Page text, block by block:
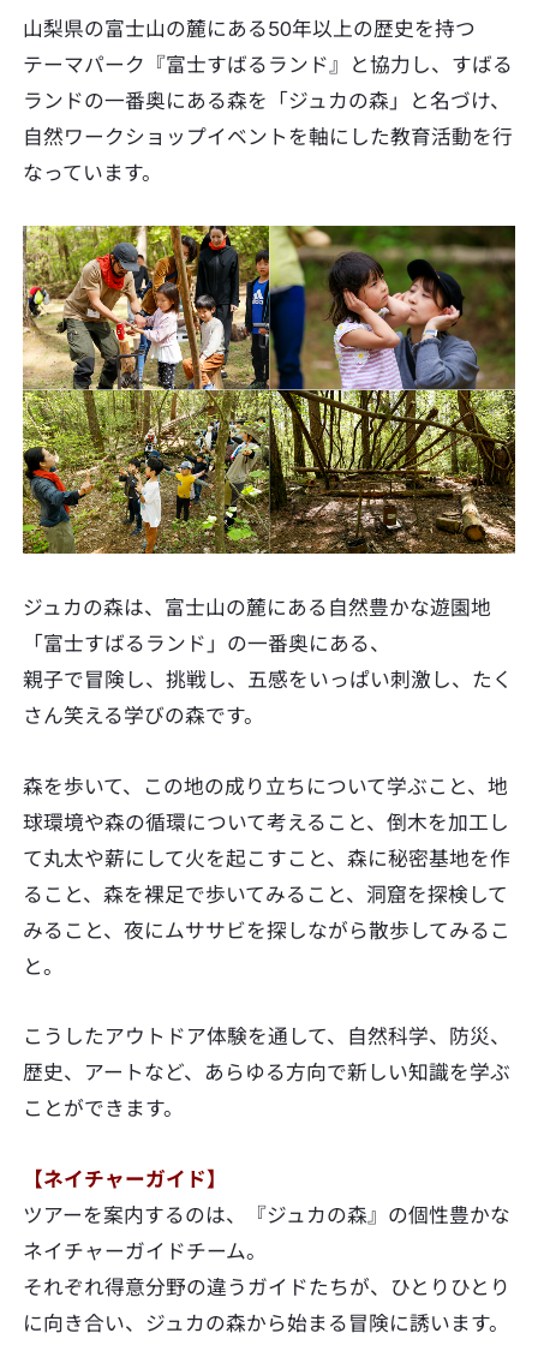
山梨県の富士山の麓にある50年以上の歴史を持つ
テーマパーク『富士すばるランド』と協力し、すばる
ランドの一番奥にある森を「ジュカの森」と名づけ、
自然ワークショップイベントを軸にした教育活動を行
なっています。
ジュカの森は、富士山の麓にある自然豊かな遊園地
「富士すばるランド」の一番奥にある、
親子で冒険し、挑戦し、五感をいっぱい刺激し、たく
さん笑える学びの森です。
森を歩いて、この地の成り立ちについて学ぶこと、地
球環境や森の循環について考えること、倒木を加工し
て丸太や薪にして火を起こすこと、森に秘密基地を作
ること、森を裸足で歩いてみること、洞窟を探検して
みること、夜にムササビを探しながら散歩してみるこ
と。
こうしたアウトドア体験を通して、自然科学、防災、
歴史、アートなど、あらゆる方向で新しい知識を学ぶ
ことができます。
【ネイチャーガイド】
ツアーを案内するのは、『ジュカの森』の個性豊かな
ネイチャーガイドチーム。
それぞれ得意分野の違うガイドたちが、ひとりひとり
に向き合い、ジュカの森から始まる冒険に誘います。